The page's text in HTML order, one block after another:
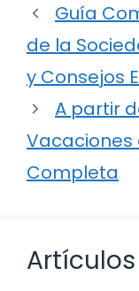
Guía
de la
y Consejos
A partir
Vacaciones
Completa
Artículos